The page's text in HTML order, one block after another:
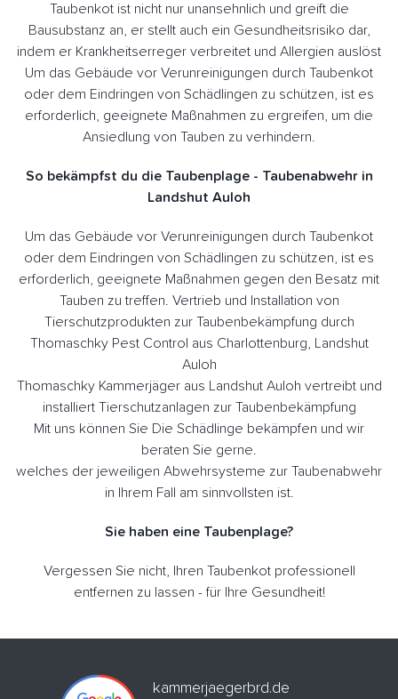
Taubenkot ist nicht nur unansehnlich und greift die
Bausubstanz an, er stellt auch ein Gesundheitsrisiko dar,
indem er Krankheitserreger verbreitet und Allergien auslöst
Um das Gebäude vor Verunreinigungen durch Taubenkot
oder dem Eindringen von Schädlingen zu schützen, ist es
erforderlich, geeignete Maßnahmen zu ergreifen, um die
Ansiedlung von Tauben zu verhindern.
So bekämpfst du die Taubenplage - Taubenabwehr in
Landshut Auloh
Um das Gebäude vor Verunreinigungen durch Taubenkot
oder dem Eindringen von Schädlingen zu schützen, ist es
erforderlich, geeignete Maßnahmen gegen den Besatz mit
Tauben zu treffen. Vertrieb und Installation von
Tierschutzprodukten zur Taubenbekämpfung durch
Thomaschky Pest Control aus Charlottenburg, Landshut
Auloh
Thomaschky Kammerjäger aus Landshut Auloh vertreibt und
installiert Tierschutzanlagen zur Taubenbekämpfung
Mit uns können Sie Die Schädlinge bekämpfen und wir
beraten Sie gerne.
welches der jeweiligen Abwehrsysteme zur Taubenabwehr
in Ihrem Fall am sinnvollsten ist.
Sie haben eine Taubenplage?
Vergessen Sie nicht, Ihren Taubenkot professionell
entfernen zu lassen - für Ihre Gesundheit!
kammerjaegerbrd.de